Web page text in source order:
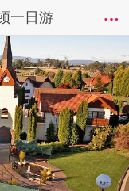
一日游